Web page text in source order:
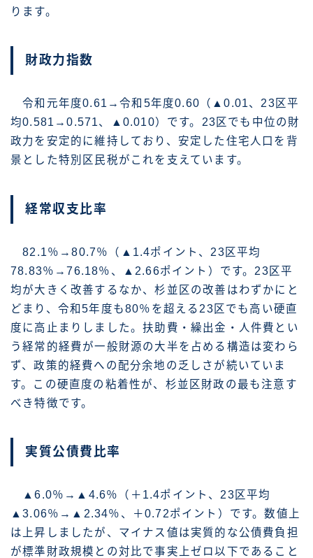
ります。
財政力指数
令和元年度0.61→令和5年度0.60（▲0.01、23区平
均0.581→0.571、▲0.010）です。23区でも中位の財
政力を安定的に維持しており、安定した住宅人口を背
景とした特別区民税がこれを支えています。
経常収支比率
82.1％→80.7％（▲1.4ポイント、23区平均
78.83％→76.18％、▲2.66ポイント）です。23区平
均が大きく改善するなか、杉並区の改善はわずかにと
どまり、令和5年度も80％を超える23区でも高い硬直
度に高止まりしました。扶助費・繰出金・人件費とい
う経常的経費が一般財源の大半を占める構造は変わら
ず、政策的経費への配分余地の乏しさが続いていま
す。この硬直度の粘着性が、杉並区財政の最も注意す
べき特徴です。
実質公債費比率
▲6.0％→▲4.6％（＋1.4ポイント、23区平均
▲3.06％→▲2.34％、＋0.72ポイント）です。数値上
は上昇しましたが、マイナス値は実質的な公債費負担
が標準財政規模との対比で事実上ゼロ以下であること